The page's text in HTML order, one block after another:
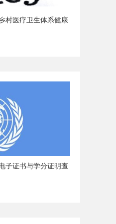
村医疗卫生体系健康
子证书与学分证明查